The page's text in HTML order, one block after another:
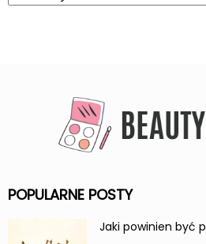
POPULARNE POSTY
Jaki powinien być